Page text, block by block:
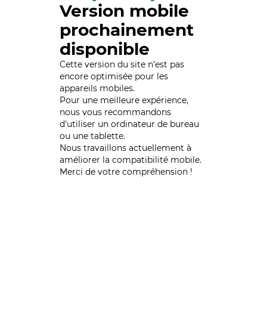
Version mobile
prochainement
disponible
Cette version du site n’est pas
encore optimisée pour les
appareils mobiles.
Pour une meilleure expérience,
nous vous recommandons
d'utiliser un ordinateur de bureau
ou une tablette.
Nous travaillons actuellement à
améliorer la compatibilité mobile.
Merci de votre compréhension !